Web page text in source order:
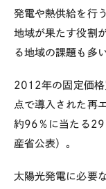
発電や熱供給を行
地域が果たす役割
る地域の課題も多い
2012年の固定価
点で導入された再
約96％に当たる
産省公表）。
太陽光発電に必要